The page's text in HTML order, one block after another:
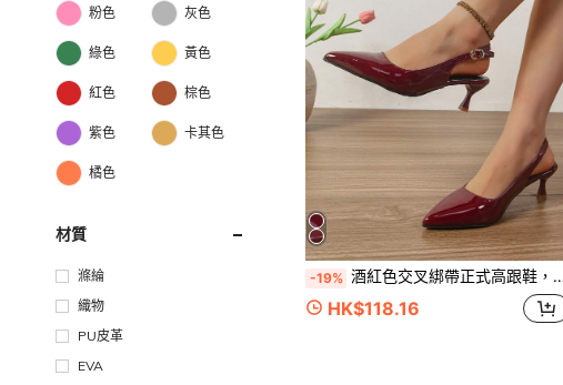
粉色 灰色
綠色 黃色
紅色 棕色
紫色 卡其色
橘色
材質
滌綸
織物
PU皮革
EVA
-19% 酒紅色交叉綁帶正式高跟鞋，金屬可調式扣環，婚禮派對穿搭，尺寸偏小
HK$118.16